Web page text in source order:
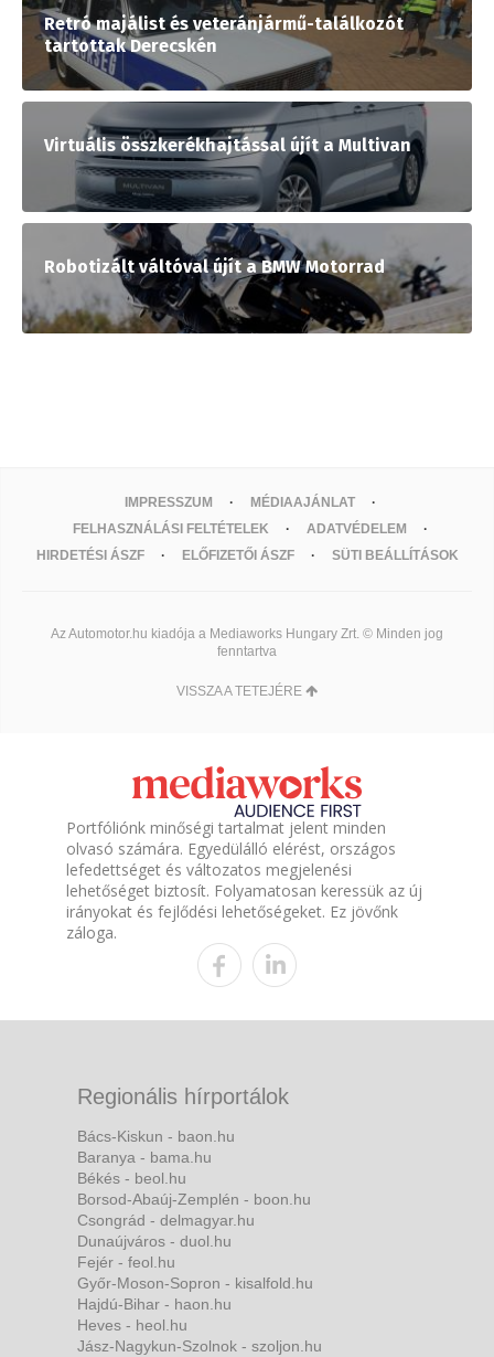
Retró majálist és veteránjármű-találkozót
tartottak Derecskén
Virtuális összkerékhajtással újít a Multivan
Robotizált váltóval újít a BMW Motorrad
IMPRESSZUM
MÉDIAAJÁNLAT
FELHASZNÁLÁSI FELTÉTELEK
ADATVÉDELEM
HIRDETÉSI ÁSZF
ELŐFIZETŐI ÁSZF SÜTI BEÁLLÍTÁSOK
Az Automotor.hu kiadója a Mediaworks Hungary Zrt. © Minden jog
fenntartva
VISSZA A TETEJÉRE
Portfóliónk minőségi tartalmat jelent minden
olvasó számára. Egyedülálló elérést, országos
lefedettséget és változatos megjelenési
lehetőséget biztosít. Folyamatosan keressük az új
irányokat és fejlődési lehetőségeket. Ez jövőnk
záloga.
Regionális hírportálok
Bács-Kiskun - baon.hu
Baranya - bama.hu
Békés - beol.hu
Borsod-Abaúj-Zemplén - boon.hu
Csongrád - delmagyar.hu
Dunaújváros - duol.hu
Fejér - feol.hu
Győr-Moson-Sopron - kisalfold.hu
Hajdú-Bihar - haon.hu
Heves - heol.hu
Jász-Nagykun-Szolnok - szoljon.hu